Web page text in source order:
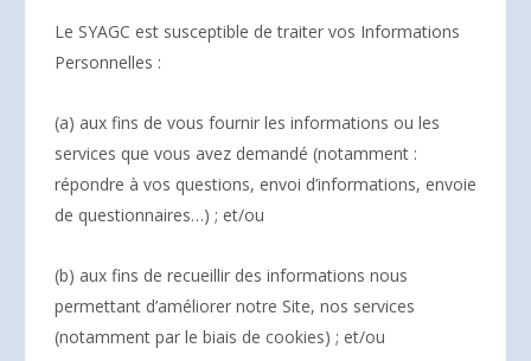
Le SYAGC est susceptible de traiter vos Informations
Personnelles :
(a) aux fins de vous fournir les informations ou les
services que vous avez demandé (notamment :
répondre à vos questions, envoi d’informations, envoie
de questionnaires…) ; et/ou
(b) aux fins de recueillir des informations nous
permettant d’améliorer notre Site, nos services
(notamment par le biais de cookies) ; et/ou